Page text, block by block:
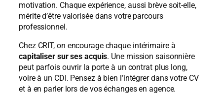
motivation. Chaque expérience, aussi brève soit-elle,
mérite d’être valorisée dans votre parcours
professionnel.
Chez CRIT, on encourage chaque intérimaire à
capitaliser sur ses acquis. Une mission saisonnière
peut parfois ouvrir la porte à un contrat plus long,
voire à un CDI. Pensez à bien l’intégrer dans votre CV
et à en parler lors de vos échanges en agence.